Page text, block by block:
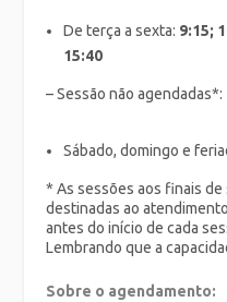
De terça a sexta: 9:15;
15:40
– Sessão não agendadas*:
Sábado, domingo e
* As sessões aos finais de
destinadas ao
antes do início de cada
Lembrando que a
Sobre o agendamento: